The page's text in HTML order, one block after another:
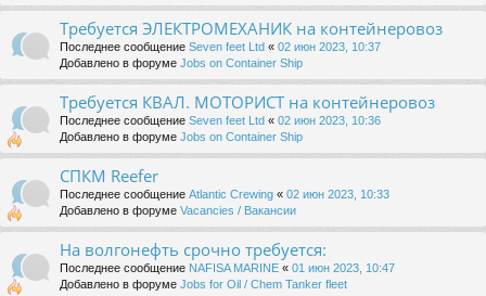
Требуется ЭЛЕКТРОМЕХАНИК на контейнеровоз
Последнее сообщение Seven feet Ltd « 02 июн 2023, 10:37
Добавлено в форуме Jobs on Container Ship
Требуется КВАЛ. МОТОРИСТ на контейнеровоз
Последнее сообщение Seven feet Ltd « 02 июн 2023, 10:36
Добавлено в форуме Jobs on Container Ship
СПКМ Reefer
Последнее сообщение Atlantic Crewing « 02 июн 2023, 10:33
Добавлено в форуме Vacancies / Вакансии
На волгонефть срочно требуется:
Последнее сообщение NAFISA MARINE « 01 июн 2023, 10:47
Добавлено в форуме Jobs for Oil / Chem Tanker fleet